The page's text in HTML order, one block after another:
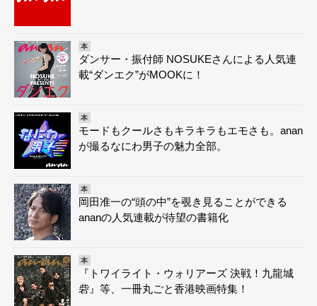
本
ダンサー・振付師 NOSUKEさんによる人気連
載“ダンエク”がMOOKに！
本
モードもクールさもキラキラもエモさも。anan
が撮るなにわ男子の魅力全部。
本
岡田准一の“頭の中”を覗き見ることができる
ananの人気連載が待望の書籍化
本
『トワイライト・ウォリアーズ 決戦！九龍城
砦』等、一冊丸ごと香港映画特集！